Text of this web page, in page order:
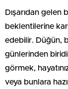
Dışarıdan gelen
beklentilerine
edebilir. Düğün,
günlerinden
görmek,
veya bunlara